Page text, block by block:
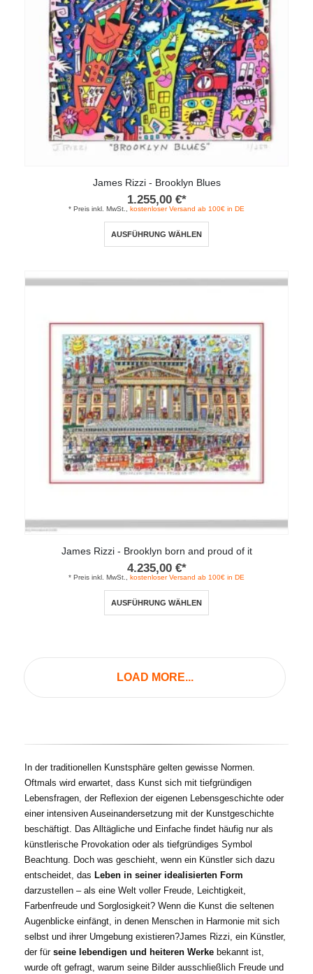
der
Produktseite
gewählt
werden
James Rizzi - Brooklyn Blues
1.255,00 €*
* Preis inkl. MwSt., kostenloser Versand ab 100€ in DE
AUSFÜHRUNG WÄHLEN
Varianten
Die
Optionen
können
auf
der
Produktseite
gewählt
werden
James Rizzi - Brooklyn born and proud of it
4.235,00 €*
* Preis inkl. MwSt., kostenloser Versand ab 100€ in DE
AUSFÜHRUNG WÄHLEN
Varianten
Produktseite
gewählt
werden
LOAD MORE...
In der traditionellen Kunstsphäre gelten gewisse Normen.
Oftmals wird erwartet, dass Kunst sich mit tiefgründigen
Lebensfragen, der Reflexion der eigenen Lebensgeschichte oder
einer intensiven Auseinandersetzung mit der Kunstgeschichte
beschäftigt. Das Alltägliche und Einfache findet häufig nur als
künstlerische Provokation oder als tiefgründiges Symbol
Beachtung. Doch was geschieht, wenn ein Künstler sich dazu
entscheidet, das Leben in seiner idealisierten Form
darzustellen – als eine Welt voller Freude, Leichtigkeit,
Farbenfreude und Sorglosigkeit? Wenn die Kunst die seltenen
Augenblicke einfängt, in denen Menschen in Harmonie mit sich
selbst und ihrer Umgebung existieren?James Rizzi, ein Künstler,
der für seine lebendigen und heiteren Werke bekannt ist,
wurde oft gefragt, warum seine Bilder ausschließlich Freude und